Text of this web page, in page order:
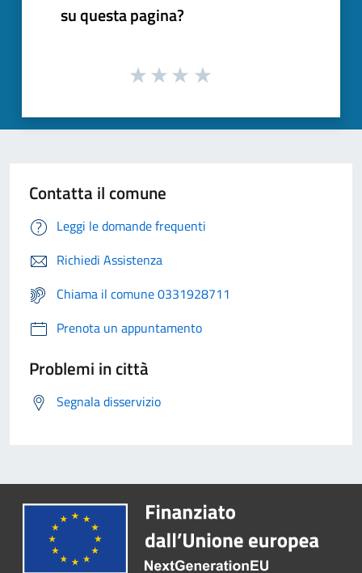
su questa pagina?
Contatta il comune
Leggi le domande frequenti
Richiedi Assistenza
Chiama il comune 0331928711
Prenota un appuntamento
Problemi in città
Segnala disservizio